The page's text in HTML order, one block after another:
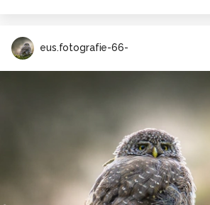
eus.fotografie-66-